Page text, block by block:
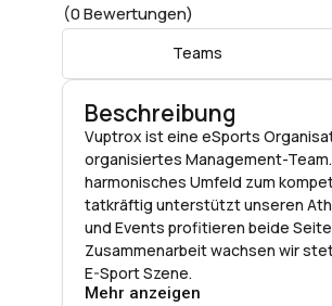
(0 Bewertungen)
Teams
Beschreibung
Vuptrox ist eine eSports
organisiertes Management-
harmonisches Umfeld zum
tatkräftig unterstützt unseren
und Events profitieren beide
Zusammenarbeit wachsen wir
E-Sport Szene.
Mehr anzeigen